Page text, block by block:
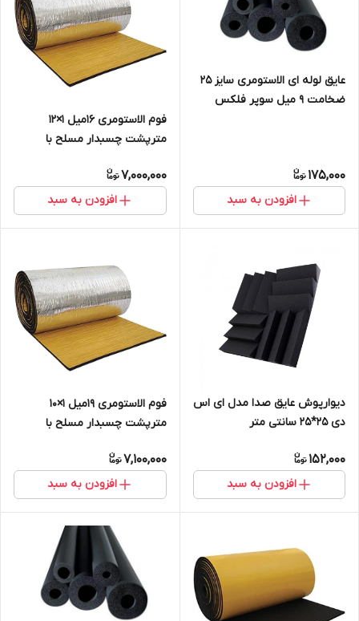
عایق لوله ای الاستومری سایز ۲۵
ضخامت ۹ میل سوپر فلکس
175,000
افزودن به سبد
فوم الاستومری 16میل 1×12
مترپشت چسبدار مسلح با
7,000,000
افزودن به سبد
دیوارپوش عایق صدا مدل ای اس
دی 25*25 سانتی متر
152,000
افزودن به سبد
فوم الاستومری 19میل 1×10
مترپشت چسبدار مسلح با
7,100,000
افزودن به سبد